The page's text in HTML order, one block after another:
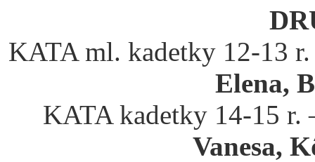
KATA ml. kadetky 12-13
Elena,
KATA kadetky 14-15 r.
Vanesa,